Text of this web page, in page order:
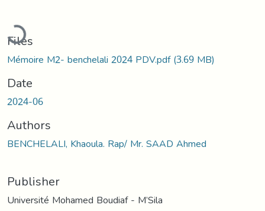
Loading...
Files
Mémoire M2- benchelali 2024 PDV.pdf(3.69 MB)
Date
2024-06
Authors
BENCHELALI, Khaoula. Rap/ Mr. SAAD Ahmed
Publisher
Université Mohamed Boudiaf - M’Sila